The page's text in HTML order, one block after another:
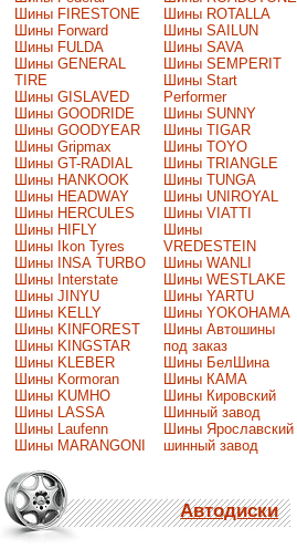
Шины FIRESTONE
Шины Forward
Шины FULDA
Шины GENERAL
TIRE
Шины GISLAVED
Шины GOODRIDE
Шины GOODYEAR
Шины Gripmax
Шины GT-RADIAL
Шины HANKOOK
Шины HEADWAY
Шины HERCULES
Шины HIFLY
Шины Ikon Tyres
Шины INSA TURBO
Шины Interstate
Шины JINYU
Шины KELLY
Шины KINFOREST
Шины KINGSTAR
Шины KLEBER
Шины Kormoran
Шины KUMHO
Шины LASSA
Шины Laufenn
Шины MARANGONI
Шины ROTALLA
Шины SAILUN
Шины SAVA
Шины SEMPERIT
Шины Start
Performer
Шины SUNNY
Шины TIGAR
Шины TOYO
Шины TRIANGLE
Шины TUNGA
Шины UNIROYAL
Шины VIATTI
Шины
VREDESTEIN
Шины WANLI
Шины WESTLAKE
Шины YARTU
Шины YOKOHAMA
Шины Автошины
под заказ
Шины БелШина
Шины КАМА
Шины Кировский
Шинный завод
Шины Ярославский
шинный завод
Автодиски